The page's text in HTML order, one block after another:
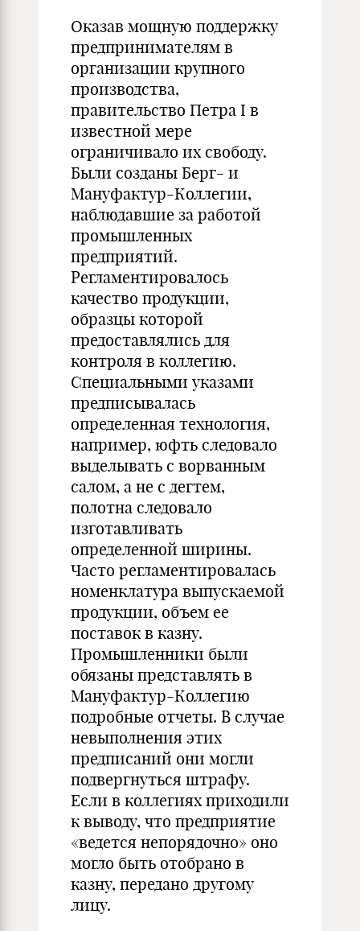
Оказав мощную поддержку
предпринимателям в
организации крупного
производства,
правительство Петра I в
известной мере
ограничивало их свободу.
Были созданы Берг- и
Мануфактур-Коллегии,
наблюдавшие за работой
промышленных
предприятий.
Регламентировалось
качество продукции,
образцы которой
предоставлялись для
контроля в коллегию.
Специальными указами
предписывалась
определенная технология,
например, юфть следовало
выделывать с ворванным
салом, а не с дегтем,
полотна следовало
изготавливать
определенной ширины.
Часто регламентировалась
номенклатура выпускаемой
продукции, объем ее
поставок в казну.
Промышленники были
обязаны представлять в
Мануфактур-Коллегию
подробные отчеты. В случае
невыполнения этих
предписаний они могли
подвергнуться штрафу.
Если в коллегиях приходили
к выводу, что предприятие
«ведется непорядочно» оно
могло быть отобрано в
казну, передано другому
лицу.